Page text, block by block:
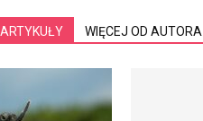
WIĘCEJ OD AUTORA